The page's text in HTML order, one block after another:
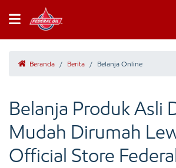
Beranda / Berita / Belanja Online
Belanja Produk Asli
Mudah Dirumah
Official Store